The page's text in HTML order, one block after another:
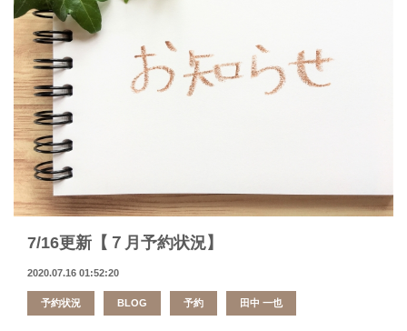
7/16更新【７月予約状況】
2020.07.16 01:52:20
予約状況 BLOG 予約 田中 一也